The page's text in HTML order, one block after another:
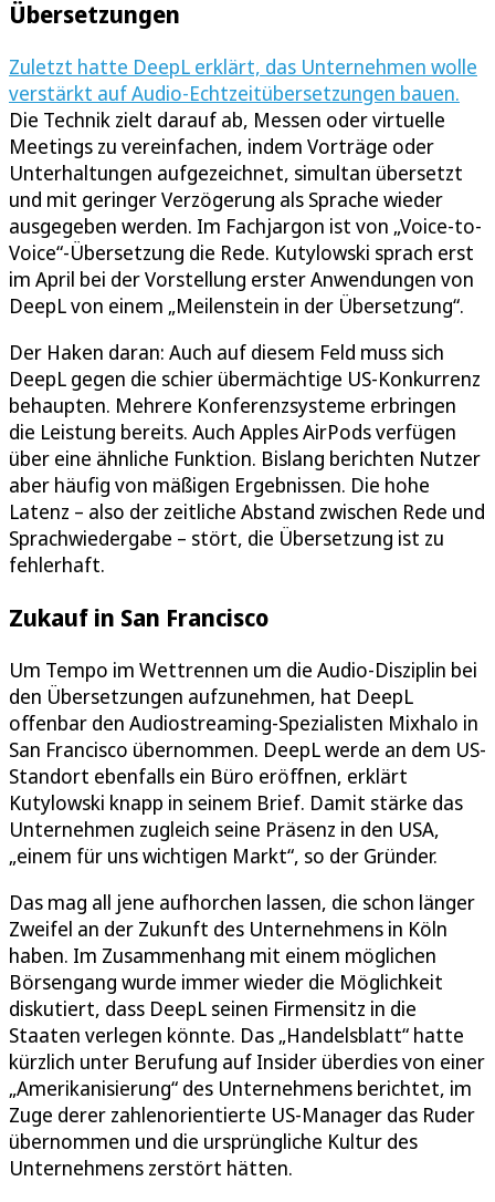
Übersetzungen
Zuletzt hatte DeepL erklärt, das Unternehmen wolle
verstärkt auf Audio-Echtzeitübersetzungen bauen.
Die Technik zielt darauf ab, Messen oder virtuelle
Meetings zu vereinfachen, indem Vorträge oder
Unterhaltungen aufgezeichnet, simultan übersetzt
und mit geringer Verzögerung als Sprache wieder
ausgegeben werden. Im Fachjargon ist von „Voice-to-
Voice“-Übersetzung die Rede. Kutylowski sprach erst
im April bei der Vorstellung erster Anwendungen von
DeepL von einem „Meilenstein in der Übersetzung“.
Der Haken daran: Auch auf diesem Feld muss sich
DeepL gegen die schier übermächtige US-Konkurrenz
behaupten. Mehrere Konferenzsysteme erbringen
die Leistung bereits. Auch Apples AirPods verfügen
über eine ähnliche Funktion. Bislang berichten Nutzer
aber häufig von mäßigen Ergebnissen. Die hohe
Latenz – also der zeitliche Abstand zwischen Rede und
Sprachwiedergabe – stört, die Übersetzung ist zu
fehlerhaft.
Zukauf in San Francisco
Um Tempo im Wettrennen um die Audio-Disziplin bei
den Übersetzungen aufzunehmen, hat DeepL
offenbar den Audiostreaming-Spezialisten Mixhalo in
San Francisco übernommen. DeepL werde an dem US-
Standort ebenfalls ein Büro eröffnen, erklärt
Kutylowski knapp in seinem Brief. Damit stärke das
Unternehmen zugleich seine Präsenz in den USA,
„einem für uns wichtigen Markt“, so der Gründer.
Das mag all jene aufhorchen lassen, die schon länger
Zweifel an der Zukunft des Unternehmens in Köln
haben. Im Zusammenhang mit einem möglichen
Börsengang wurde immer wieder die Möglichkeit
diskutiert, dass DeepL seinen Firmensitz in die
Staaten verlegen könnte. Das „Handelsblatt“ hatte
kürzlich unter Berufung auf Insider überdies von einer
„Amerikanisierung“ des Unternehmens berichtet, im
Zuge derer zahlenorientierte US-Manager das Ruder
übernommen und die ursprüngliche Kultur des
Unternehmens zerstört hätten.